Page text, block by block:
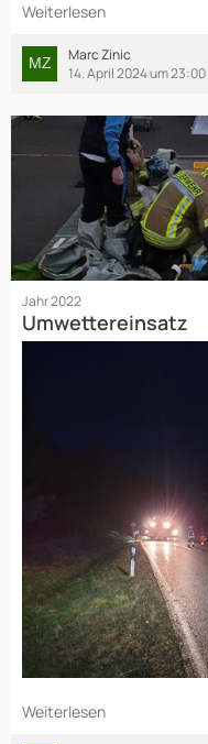
Weiterlesen
Marc Zinic
14. April 2024 um 23:00
Jahr 2022
Umwettereinsatz
Weiterlesen